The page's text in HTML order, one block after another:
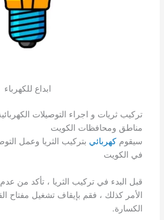
ابداع للكهرباء
تركيب ثريات و اجراء التوصيلات
مناطق ومحافظات الكويت
سيقوم كهربائي بتركيب الثريا وعمل
في الكويت
قبل البدء في تركيب الثريا ، تأكد من
الأمر كذلك ، فقم بإيقاف تشغيل مفتاح
الكسارة.